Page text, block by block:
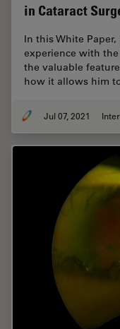
in Cataract
In this White Paper,
experience with the
the valuable
how it allows him
Jul 07, 2021